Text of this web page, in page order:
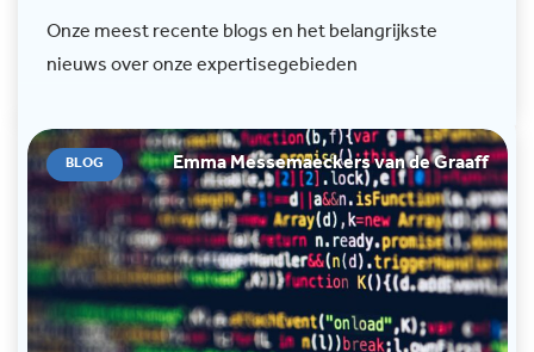
Onze meest recente blogs en het belangrijkste
nieuws over onze expertisegebieden
BLOG Emma Messemaeckers van de Graaff